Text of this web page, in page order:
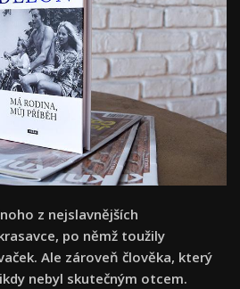
z nejslavnějších
po němž toužily
Ale zároveň člověka, který
nebyl skutečným otcem.